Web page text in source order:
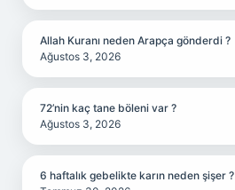
Allah Kuranı neden Arapça gönderdi ?
Ağustos 3, 2026
72’nin kaç tane böleni var ?
Ağustos 3, 2026
6 haftalık gebelikte karın neden şişer ?